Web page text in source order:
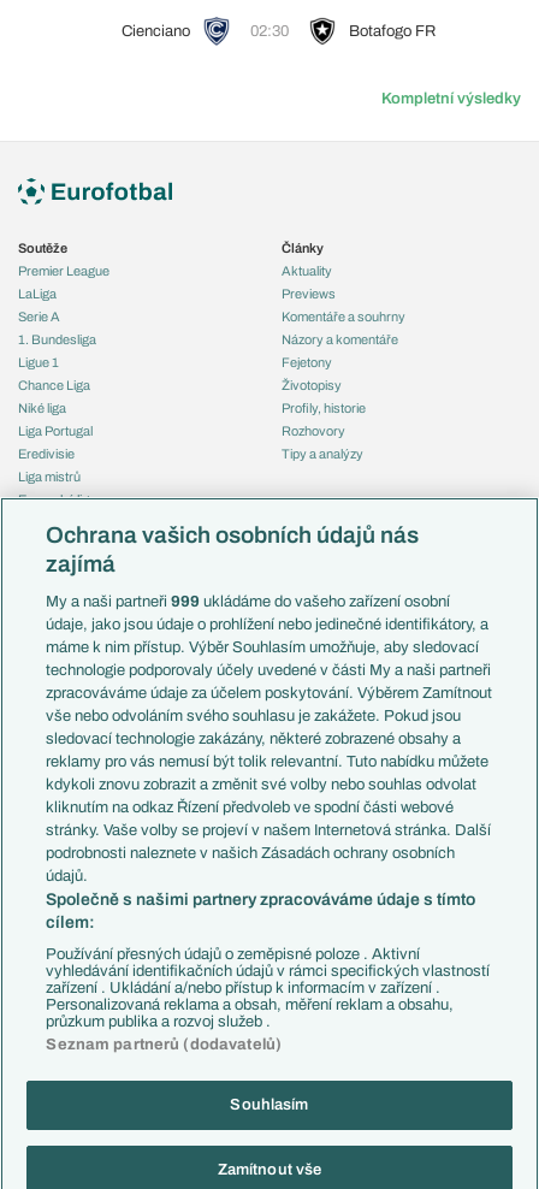
Cienciano 02:30 Botafogo FR
Kompletní výsledky
Soutěže
Premier League
LaLiga
Serie A
1. Bundesliga
Ligue 1
Chance Liga
Niké liga
Liga Portugal
Eredivisie
Liga mistrů
Evropská liga
Mistrovství světa
Liga národů
Témata
Představení týmů MS
EuroSkauting
PL v kostce
Evropské koeficienty
Přestupy
Přestupové spekulace
Zranění
Kluby
Arsenal FC
Chelsea FC
Manchester United
AC Milán
Juventus FC
Bayern Mnichov
FC Barcelona
Real Madrid
Články
Aktuality
Previews
Komentáře a souhrny
Názory a komentáře
Fejetony
Životopisy
Profily, historie
Rozhovory
Tipy a analýzy
Česko
Francie
Itálie
Německo
Španělsko
Argentina
Brazílie
Přestupy
Zápasy
Livescore
Tipovací soutěž
Copyright © 2001-2026 EuroFotbal.cz. Využíváme zpravodajství ČTK.
Informace o zpracování osobních údajů
Ochrana vašich osobních údajů nás
zajímá
My a naši partneři999 ukládáme do vašeho zařízení osobní
údaje, jako jsou údaje o prohlížení nebo jedinečné identifikátory, a
máme k nim přístup. Výběr Souhlasím umožňuje, aby sledovací
technologie podporovaly účely uvedené v části My a naši partneři
zpracováváme údaje za účelem poskytování. Výběrem Zamítnout
vše nebo odvoláním svého souhlasu je zakážete. Pokud jsou
sledovací technologie zakázány, některé zobrazené obsahy a
reklamy pro vás nemusí být tolik relevantní. Tuto nabídku můžete
kdykoli znovu zobrazit a změnit své volby nebo souhlas odvolat
kliknutím na odkaz Řízení předvoleb ve spodní části webové
stránky. Vaše volby se projeví v našem Internetová stránka. Další
podrobnosti naleznete v našich Zásadách ochrany osobních
údajů.
Společně s našimi partnery zpracováváme údaje s tímto
cílem:
Používání přesných údajů o zeměpisné poloze . Aktivní
vyhledávání identifikačních údajů v rámci specifických vlastností
zařízení . Ukládání a/nebo přístup k informacím v zařízení .
Personalizovaná reklama a obsah, měření reklam a obsahu,
průzkum publika a rozvoj služeb .
Seznam partnerů (dodavatelů)
Souhlasím
Zamítnout vše